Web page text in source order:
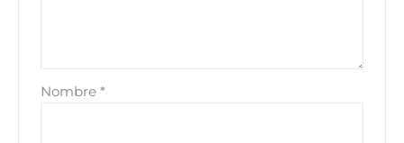
Nombre*